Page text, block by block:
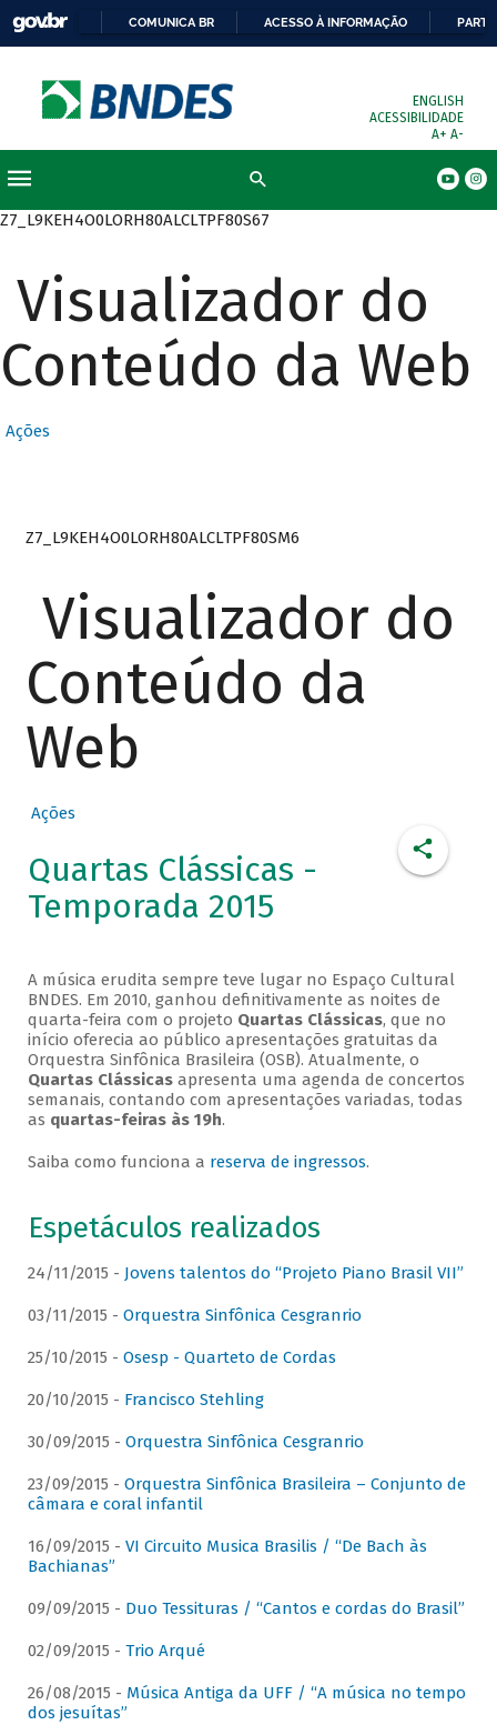
COMUNICA BR ACESSO À INFORMAÇÃO
ENGLISH
ACESSIBILIDADE
A+ A-
Z7_L9KEH4O0LORH80ALCLTPF80S67
Visualizador do
Conteúdo da Web
Ações
Z7_L9KEH4O0LORH80ALCLTPF80SM6
Visualizador do
Conteúdo da
Web
Ações
Quartas Clássicas -
Temporada 2015
A música erudita sempre teve lugar no Espaço Cultural
BNDES. Em 2010, ganhou definitivamente as noites de
quarta-feira com o projeto Quartas Clássicas, que no
início oferecia ao público apresentações gratuitas da
Orquestra Sinfônica Brasileira (OSB). Atualmente, o
Quartas Clássicasapresenta uma agenda de concertos
semanais, contando com apresentações variadas, todas
as quartas-feiras às 19h.
Saiba como funciona a reserva de ingressos.
Espetáculos realizados
24/11/2015 - Jovens talentos do “Projeto Piano Brasil VII”
03/11/2015 - Orquestra Sinfônica Cesgranrio
25/10/2015 - Osesp - Quarteto de Cordas
20/10/2015 - Francisco Stehling
30/09/2015 - Orquestra Sinfônica Cesgranrio
23/09/2015 - Orquestra Sinfônica Brasileira – Conjunto de
câmara e coral infantil
16/09/2015 - VI Circuito Musica Brasilis / “De Bach às
Bachianas”
09/09/2015 - Duo Tessituras / “Cantos e cordas do Brasil”
02/09/2015 - Trio Arqué
26/08/2015 - Música Antiga da UFF / “A música no tempo
dos jesuítas”